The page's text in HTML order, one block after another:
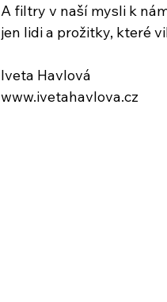
A filtry v naší mysli k
jen lidi a prožitky, které
Iveta Havlová
www.ivetahavlova.cz